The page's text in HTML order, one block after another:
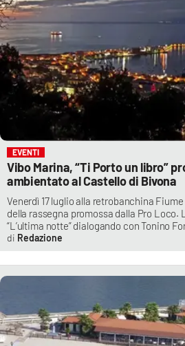
EVENTI
Vibo Marina, “Ti Porto un libro”
ambientato al Castello di Bivona
Venerdì 17 luglio alla retrobanchina
della rassegna promossa dalla Pro Loco.
“L’ultima notte” dialogando con Tonino
Redazione